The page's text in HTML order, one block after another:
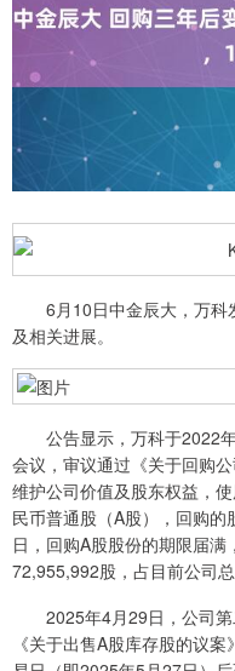
6月10日中金辰大，万科
及相关进展。
公告显示，万科于2022年
会议，审议通过《关于回购
维护公司价值及股东权益，
民币普通股（A股），回购
日，回购A股股份的期限届
72,955,992股，占目前公司
2025年4月29日，公司第
《关于出售A股库存股的议